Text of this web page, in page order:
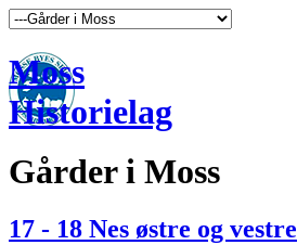
Moss
Historielag
Gårder i Moss
17 - 18 Nes østre og vestre